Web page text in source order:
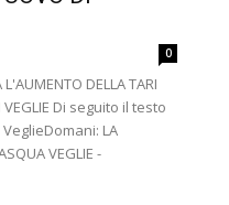
0
DELLA TARI
VEGLIE Di seguito il testo
LA
VEGLIE -